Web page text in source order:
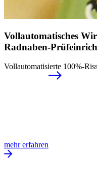
Vollautomatisches
Radnaben-
Vollautomatisierte 100%-
mehr erfahren